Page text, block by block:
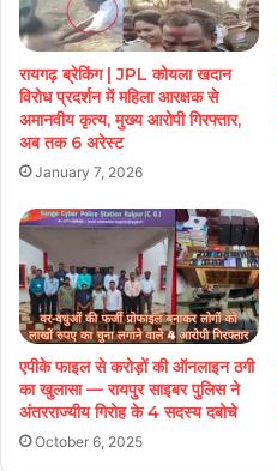
रायगढ़ ब्रेकिंग | JPL कोयला खदान
विरोध प्रदर्शन में महिला आरक्षक से
अमानवीय कृत्य, मुख्य आरोपी गिरफ्तार,
अब तक 6 अरेस्ट
January 7, 2026
एपीके फाइल से करोड़ों की ऑनलाइन ठगी
का खुलासा — रायपुर साइबर पुलिस ने
अंतरराज्यीय गिरोह के 4 सदस्य दबोचे
October 6, 2025